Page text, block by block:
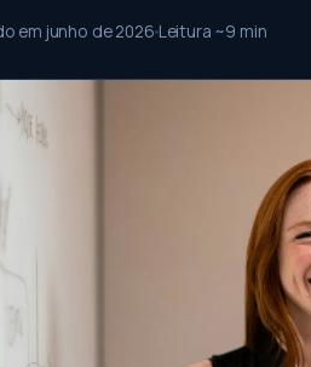
em junho de 2026Leitura ~9 min